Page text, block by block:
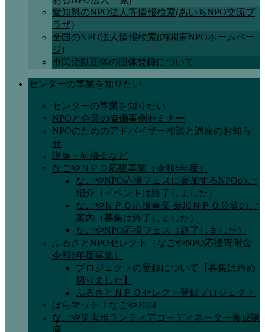
愛知県のNPO法人等情報検索(あいちNPO交流プ
ラザ)
全国のNPO法人情報検索(内閣府NPOホームペー
ジ)
市民活動団体の団体登録について
センターの事業を知りたい
センターの事業を知りたい
NPOと企業の協働事例セミナー
NPOのためのアドバイザー相談と講座のお知ら
せ
講座・研修会など
なごやＮＰＯ応援事業（令和6年度）
なごやNPO応援フェスに参加するNPOのご
紹介（イベントは終了しました）
なごやＮＰＯ応援事業 参加ＮＰＯ公募のご
案内（募集は終了しました）
なごやNPO応援フェス（終了しました）
ふるさとNPOセレクト（なごやNPO応援寄附金
令和6年度事業）
プロジェクトの登録について【募集は締め
切りました】
ふるさとＮＰＯセレクト登録プロジェクト
ぼらマッチ！なごや2024
なごや災害ボランティアコーディネーター養成講
座